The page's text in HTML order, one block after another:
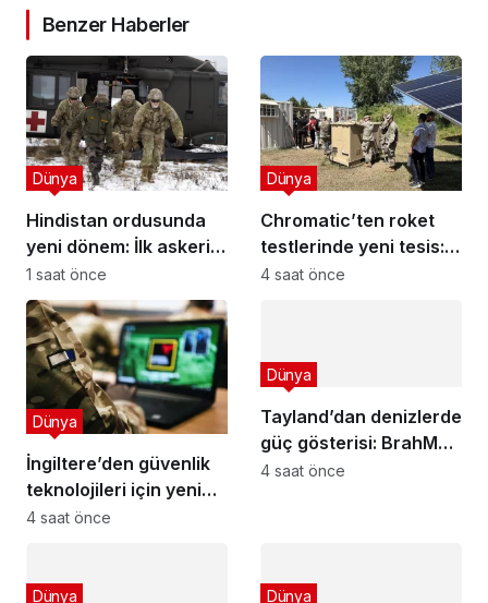
Benzer Haberler
Hindistan ordusunda
yeni dönem: İlk askeri
tıp departmanı!
Dünya
1 saat önce
Chromatic’ten roket
testlerinde yeni tesis:
Minnesota’da roket
Dünya
4 saat önce
İngiltere’den güvenlik
teknolojileri için yeni
fon: 350 bin sterlin
Dünya
4 saat önce
Tayland’dan denizlerde
güç gösterisi: BrahMos
füzeleri radarında!
Dünya
4 saat önce
Dünya Dünya